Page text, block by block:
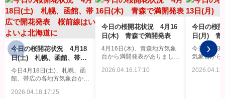
今日の桜開花状況 4月18
日(土) 札幌、函館、帯広
で開花発表 桜前線はいよ
いよ北海道に
今日4月18日(土)、札幌、函
館、帯広の各地方気象台から
幌では平年より平年より13
2026.04.18.17:25
今日の桜開花状況 4月16
日(木) 青森で満開発表
4月16日(木)、青森地方気象
台から満開発表がありまし
年より6日早い観測です。
2026.04.16.17:10
今日の桜
日(月) 青
今日4月13
気象台から
年より4日